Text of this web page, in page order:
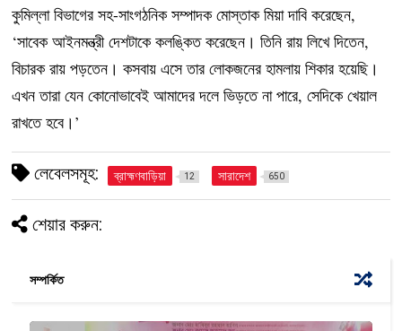
কুমিল্লা বিভাগের সহ-সাংগঠনিক সম্পাদক মোস্তাক মিয়া দাবি করেছেন,
‘সাবেক আইনমন্ত্রী দেশটাকে কলঙ্কিত করেছেন। তিনি রায় লিখে দিতেন,
বিচারক রায় পড়তেন। কসবায় এসে তার লোকজনের হামলায় শিকার হয়েছি।
এখন তারা যেন কোনোভাবেই আমাদের দলে ভিড়তে না পারে, সেদিকে খেয়াল
রাখতে হবে।’
লেবেলসমূহ: ব্রাহ্মণবাড়িয়া 12 সারাদেশ 650
শেয়ার করুন:
সম্পর্কিত